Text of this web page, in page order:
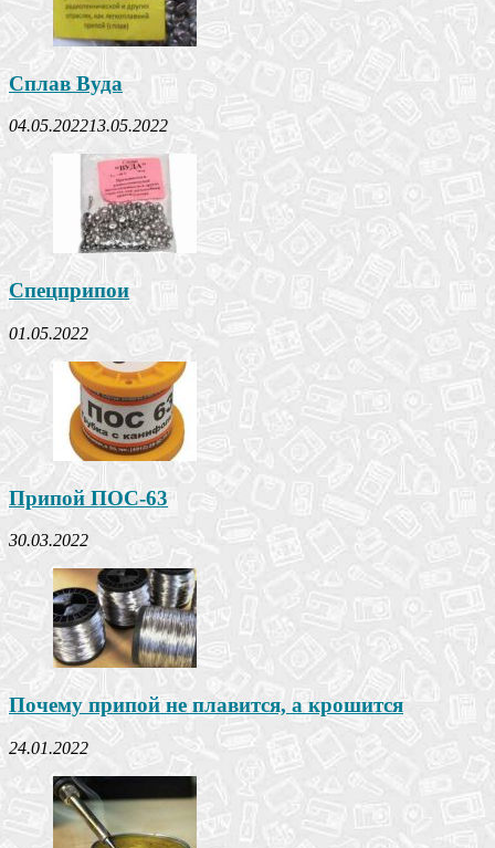
Сплав Вуда
04.05.202213.05.2022
Спецприпои
01.05.2022
Припой ПОС-63
30.03.2022
Почему припой не плавится, а крошится
24.01.2022